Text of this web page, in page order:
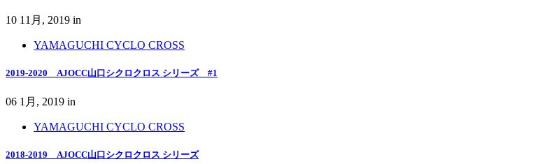
10 11月, 2019 in
YAMAGUCHI CYCLO CROSS
2019-2020 AJOCC山口シクロクロス シリーズ #1
06 1月, 2019 in
YAMAGUCHI CYCLO CROSS
2018-2019 AJOCC山口シクロクロス シリーズ